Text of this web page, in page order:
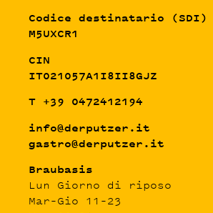
Codice destinatario (SDI)
M5UXCR1
CIN
IT021057A1I8II8GJZ
T +39 0472412194
info@derputzer.it
gastro@derputzer.it
Braubasis
Lun Giorno di riposo
Mar–Gio 11–23